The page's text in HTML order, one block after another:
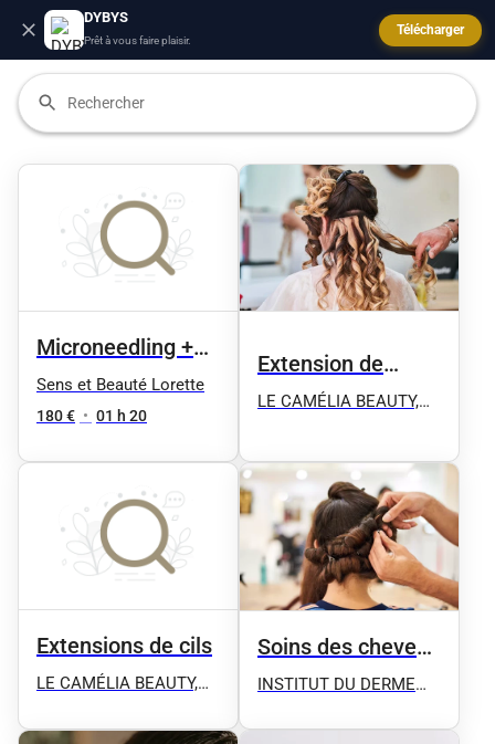
DYBYS
Prêt à vous faire plaisir.
Télécharger
Microneedling +
Peeling
Sens et Beauté Lorette
180 € • 01 h 20
Extension de
cheveux à bande
LE CAMÉLIA BEAUTY,
Microneedling, Épilation
définitive ect
Extensions de cils
LE CAMÉLIA BEAUTY,
Microshhading,
Soins des cheveux
et spa
INSTITUT DU DERME
Microneedling - Plasma